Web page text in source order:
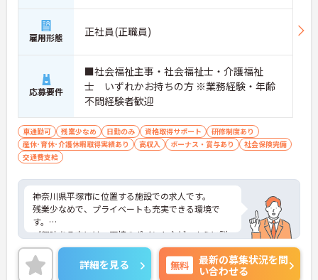
雇用形態 正社員(正職員)
応募要件
■社会福祉主事・社会福祉士・介護福祉
士 いずれかお持ちの方 ※業務経験・年齢
不問経験者歓迎
車通勤可 残業少なめ 日勤のみ 資格取得サポート
研修制度あり
産休･育休･介護休暇取得実績あり
高収入 ボーナス・賞与あり
社会保険完備
交通費支給
神奈川県平塚市に位置する施設での求人です。
残業少なめで、プライベートも充実できる環境で
す。
ご興味ある方には、面接のポイントなど、さらに詳
細をお話致しますのでお気軽にご相談ください。
詳細を見る 無料
最新の募集状況を問
い合わせる